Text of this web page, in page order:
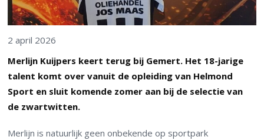
2 april 2026
Merlijn Kuijpers keert terug bij Gemert. Het 18-jarige
talent komt over vanuit de opleiding van Helmond
Sport en sluit komende zomer aan bij de selectie van
de zwartwitten.
Merlijn is natuurlijk geen onbekende op sportpark